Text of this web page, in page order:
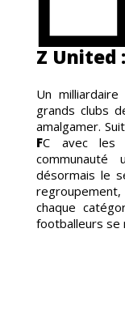
Z United
Un
grands clubs
amalgamer.
FC avec les
communauté
désormais le
chaque
footballeurs se